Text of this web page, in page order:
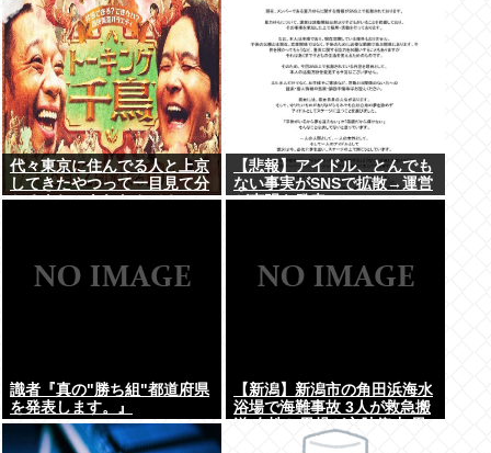
代々東京に住んでる人と上京
してきたやつって一目見て分
かるよね。あれなんで？
【悲報】アイドル、とんでも
ない事実がSNSで拡散→運営
が声明を発表www
識者『真の"勝ち組"都道府県
を発表します。』
【新潟】新潟市の角田浜海水
浴場で海難事故 3人が救急搬
送 女性と男児が心肺停止 男
性は意識あり